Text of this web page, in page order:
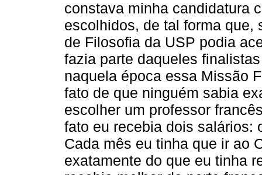
constava minha candidatura
escolhidos, de tal forma que,
de Filosofia da USP podia
fazia parte daqueles
naquela época essa Missão
fato de que ninguém sabia
escolher um professor
fato eu recebia dois salários:
Cada mês eu tinha que ir ao
exatamente do que eu tinha